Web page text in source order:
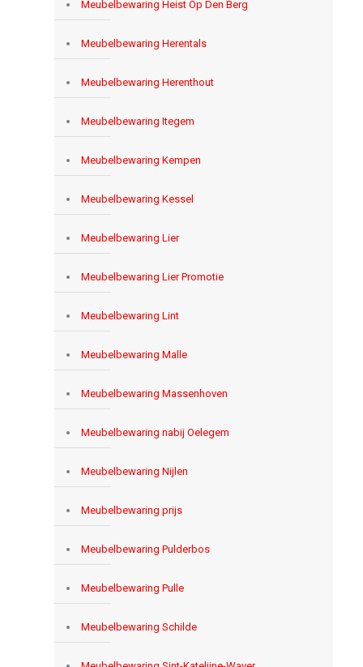
Meubelbewaring Heist Op Den Berg
Meubelbewaring Herentals
Meubelbewaring Herenthout
Meubelbewaring Itegem
Meubelbewaring Kempen
Meubelbewaring Kessel
Meubelbewaring Lier
Meubelbewaring Lier Promotie
Meubelbewaring Lint
Meubelbewaring Malle
Meubelbewaring Massenhoven
Meubelbewaring nabij Oelegem
Meubelbewaring Nijlen
Meubelbewaring prijs
Meubelbewaring Pulderbos
Meubelbewaring Pulle
Meubelbewaring Schilde